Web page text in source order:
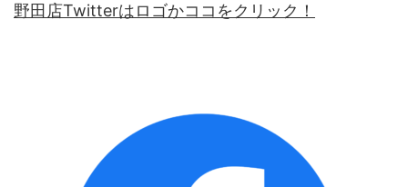
野田店Twitterはロゴかココをクリック！